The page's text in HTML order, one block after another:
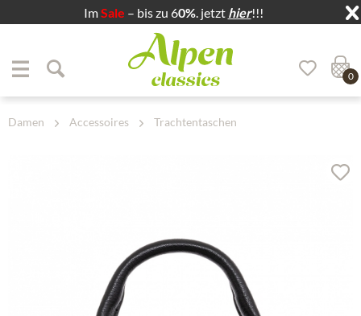
ImSale – bis zu 60%. jetzt hier!!!
Zum Hauptbereich springen
0
Damen Accessoires Trachtentaschen